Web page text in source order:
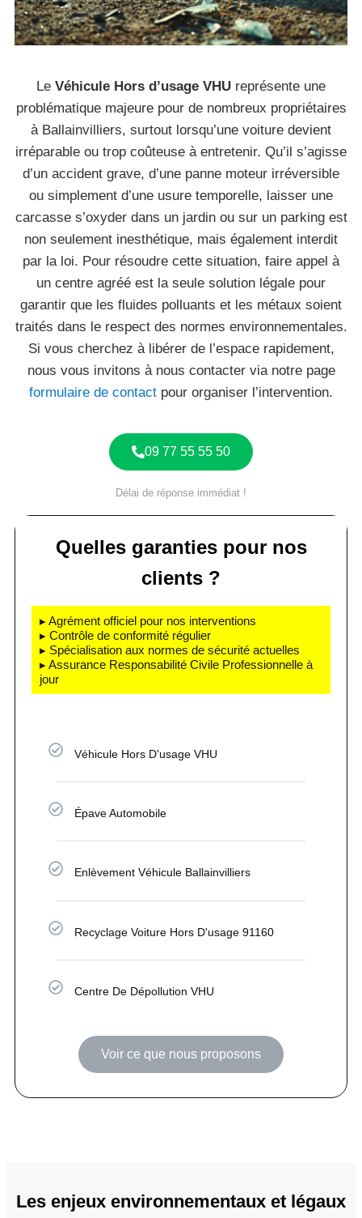
Le Véhicule Hors d’usage VHU représente une
problématique majeure pour de nombreux propriétaires
à Ballainvilliers, surtout lorsqu’une voiture devient
irréparable ou trop coûteuse à entretenir. Qu’il s’agisse
d’un accident grave, d’une panne moteur irréversible
ou simplement d’une usure temporelle, laisser une
carcasse s’oxyder dans un jardin ou sur un parking est
non seulement inesthétique, mais également interdit
par la loi. Pour résoudre cette situation, faire appel à
un centre agréé est la seule solution légale pour
garantir que les fluides polluants et les métaux soient
traités dans le respect des normes environnementales.
Si vous cherchez à libérer de l’espace rapidement,
nous vous invitons à nous contacter via notre page
formulaire de contact pour organiser l’intervention.
09 77 55 55 50
Délai de réponse immédiat !
Quelles garanties pour nos
clients ?
▸ Agrément officiel pour nos interventions
▸ Contrôle de conformité régulier
▸ Spécialisation aux normes de sécurité actuelles
▸ Assurance Responsabilité Civile Professionnelle à
jour
Véhicule Hors D'usage VHU
Épave Automobile
Enlèvement Véhicule Ballainvilliers
Recyclage Voiture Hors D'usage 91160
Centre De Dépollution VHU
Voir ce que nous proposons
Les enjeux environnementaux et légaux